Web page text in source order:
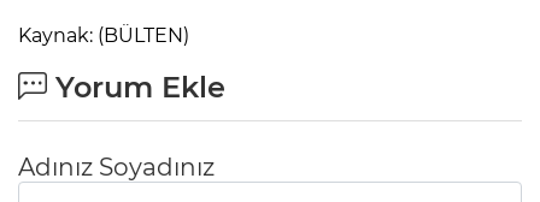
Kaynak: (BÜLTEN)
Yorum Ekle
Adınız Soyadınız